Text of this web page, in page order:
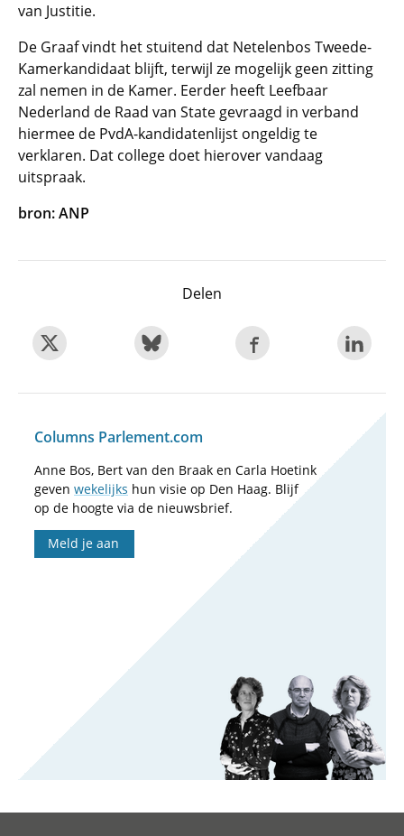
van Justitie.
De Graaf vindt het stuitend dat Netelenbos Tweede-
Kamerkandidaat blijft, terwijl ze mogelijk geen zitting
zal nemen in de Kamer. Eerder heeft Leefbaar
Nederland de Raad van State gevraagd in verband
hiermee de PvdA-kandidatenlijst ongeldig te
verklaren. Dat college doet hierover vandaag
uitspraak.
bron: ANP
Delen
Columns Parlement.com
Anne Bos, Bert van den Braak en Carla Hoetink
geven wekelijks hun visie op Den Haag. Blijf
op de hoogte via de nieuwsbrief.
Meld je aan